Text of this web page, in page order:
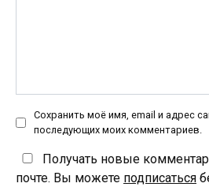
Сохранить моё имя, email и адрес
последующих моих комментариев.
Получать новые
почте. Вы можете подписаться